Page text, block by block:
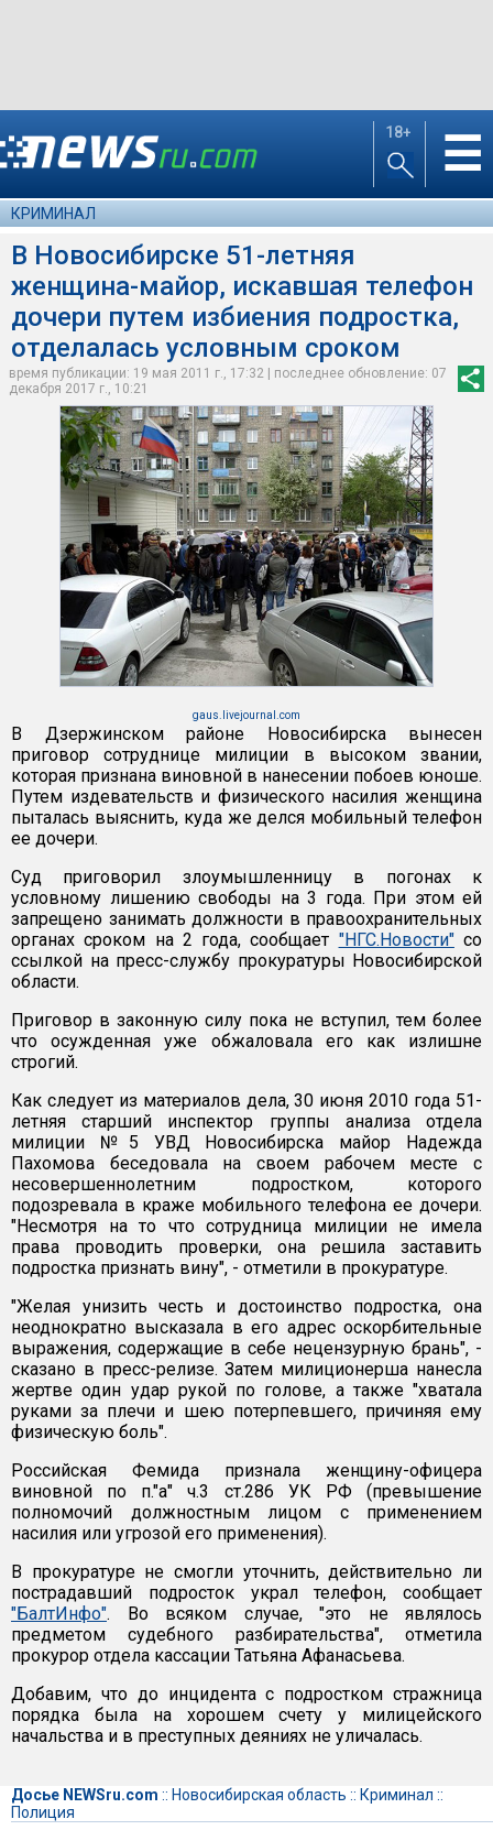
18+ ☰
КРИМИНАЛ
В Новосибирске 51-летняя
женщина-майор, искавшая телефон
дочери путем избиения подростка,
отделалась условным сроком
время публикации: 19 мая 2011 г., 17:32 | последнее обновление: 07
декабря 2017 г., 10:21
gaus.livejournal.com
В Дзержинском районе Новосибирска вынесен
приговор сотруднице милиции в высоком звании,
которая признана виновной в нанесении побоев юноше.
Путем издевательств и физического насилия женщина
пыталась выяснить, куда же делся мобильный телефон
ее дочери.
Суд приговорил злоумышленницу в погонах к
условному лишению свободы на 3 года. При этом ей
запрещено занимать должности в правоохранительных
органах сроком на 2 года, сообщает "НГС.Новости"со
ссылкой на пресс-службу прокуратуры Новосибирской
области.
Приговор в законную силу пока не вступил, тем более
что осужденная уже обжаловала его как излишне
строгий.
Как следует из материалов дела, 30 июня 2010 года 51-
летняя старший инспектор группы анализа отдела
милиции №5 УВД Новосибирска майор Надежда
Пахомова беседовала на своем рабочем месте с
несовершеннолетним подростком, которого
подозревала в краже мобильного телефона ее дочери.
"Несмотря на то что сотрудница милиции не имела
права проводить проверки, она решила заставить
подростка признать вину", - отметили в прокуратуре.
"Желая унизить честь и достоинство подростка, она
неоднократно высказала в его адрес оскорбительные
выражения, содержащие в себе нецензурную брань", -
сказано в пресс-релизе. Затем милиционерша нанесла
жертве один удар рукой по голове, а также "хватала
руками за плечи и шею потерпевшего, причиняя ему
физическую боль".
Российская Фемида признала женщину-офицера
виновной по п."а" ч.3 ст.286 УК РФ (превышение
полномочий должностным лицом с применением
насилия или угрозой его применения).
В прокуратуре не смогли уточнить, действительно ли
пострадавший подросток украл телефон, сообщает
"БалтИнфо". Во всяком случае, "это не являлось
предметом судебного разбирательства", отметила
прокурор отдела кассации Татьяна Афанасьева.
Добавим, что до инцидента с подростком стражница
порядка была на хорошем счету у милицейского
начальства и в преступных деяниях не уличалась.
Досье NEWSru.com :: Новосибирская область :: Криминал ::
Полиция